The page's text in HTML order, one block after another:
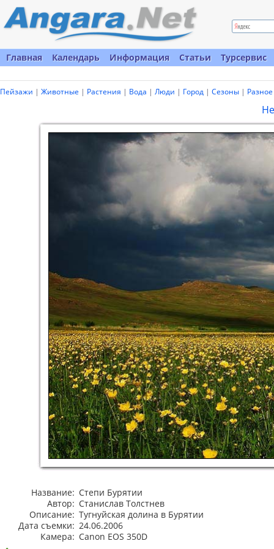
Главная Календарь Информация Статьи Турсервис
Пейзажи | Животные | Растения | Вода | Люди | Город | Сезоны | Разное
Название: Степи Бурятии
Автор: Станислав Толстнев
Описание: Тугнуйская долина в Бурятии
Дата съемки: 24.06.2006
Камера: Canon EOS 350D